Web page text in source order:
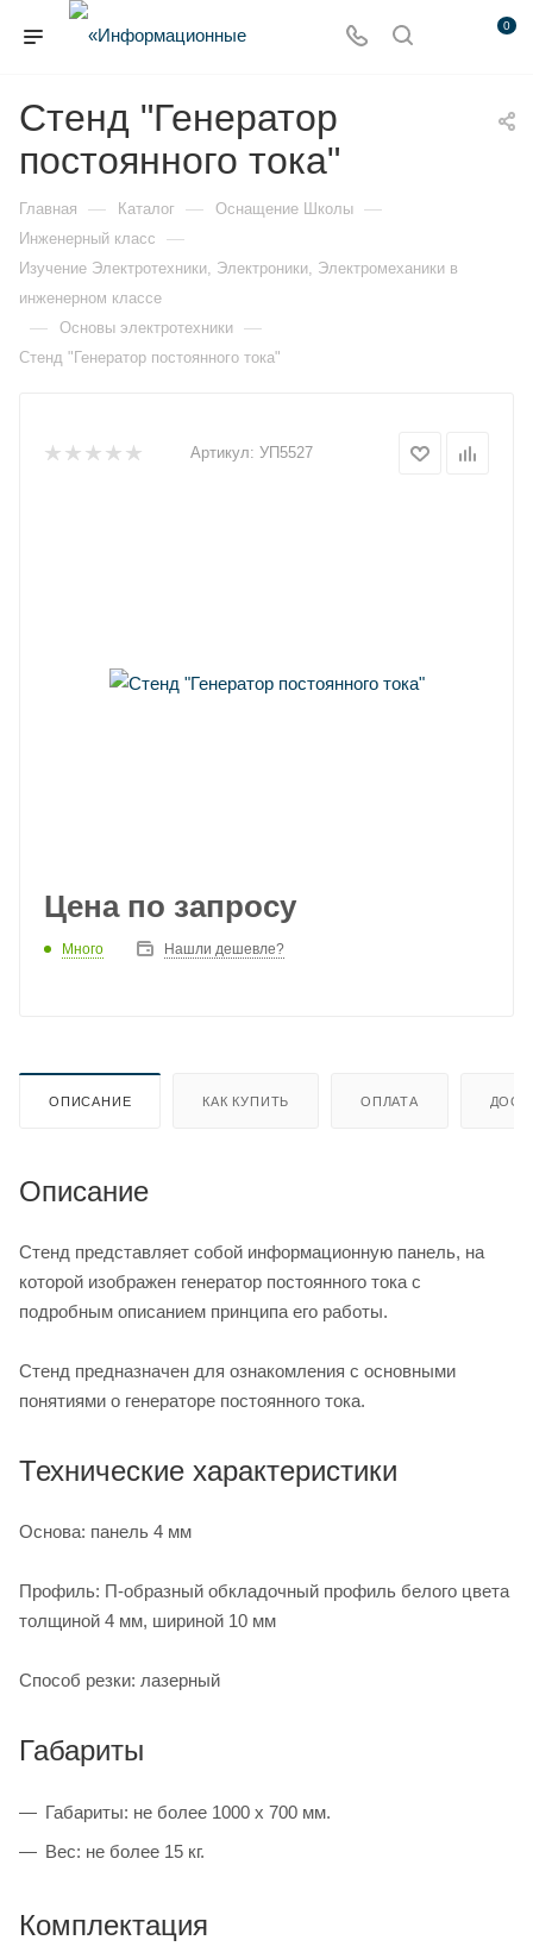
0
Стенд "Генератор
постоянного тока"
Главная — Каталог — Оснащение Школы —
Инженерный класс —
Изучение Электротехники, Электроники, Электромеханики в
инженерном классе
— Основы электротехники —
Стенд "Генератор постоянного тока"
Артикул: УП5527
Цена по запросу
Много Нашли дешевле?
ОПИСАНИЕ КАК КУПИТЬ ОПЛАТА
Описание
Стенд представляет собой информационную панель, на
которой изображен генератор постоянного тока с
подробным описанием принципа его работы.
Стенд предназначен для ознакомления с основными
понятиями о генераторе постоянного тока.
Технические характеристики
Основа: панель 4 мм
Профиль: П-образный обкладочный профиль белого цвета
толщиной 4 мм, шириной 10 мм
Способ резки: лазерный
Габариты
Габариты: не более 1000 х 700 мм.
Вес: не более 15 кг.
Комплектация